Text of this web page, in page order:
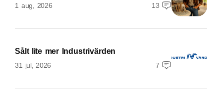
1 aug, 2026 13
Sålt lite mer Industrivärden
31 jul, 2026 7